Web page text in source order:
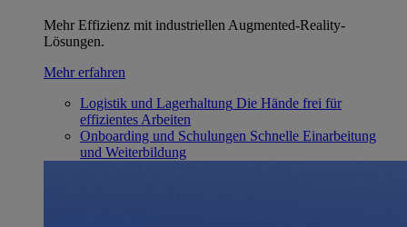
Mehr Effizienz mit industriellen Augmented-Reality-
Lösungen.
Mehr erfahren
Logistik und Lagerhaltung Die Hände frei für
effizientes Arbeiten
Onboarding und Schulungen Schnelle Einarbeitung
und Weiterbildung